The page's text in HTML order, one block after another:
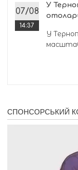
07/08
14:37
У
У